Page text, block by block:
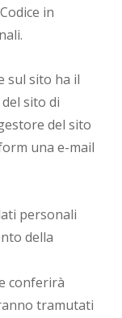
in
sul sito ha il
sito di
del sito
una e-mail
personali
della
conferirà
tramutati